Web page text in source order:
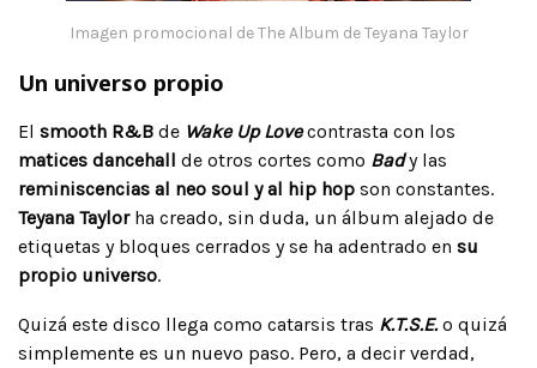
Imagen promocional de The Album de Teyana Taylor
Un universo propio
El smooth R&B de Wake Up Lovecontrasta con los
matices dancehall de otros cortes como Bady las
reminiscencias al neo soul y al hip hop son constantes.
Teyana Taylorha creado, sin duda, un álbum alejado de
etiquetas y bloques cerrados y se ha adentrado en su
propio universo.
Quizá este disco llega como catarsis tras K.T.S.E.o quizá
simplemente es un nuevo paso. Pero, a decir verdad,